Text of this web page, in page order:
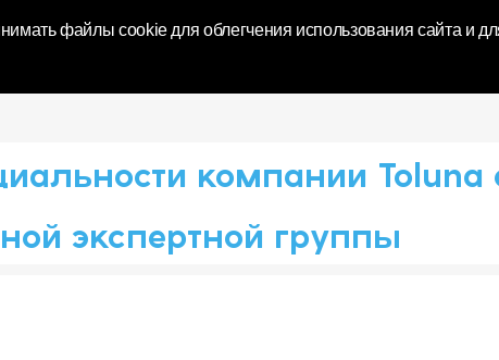
файлы cookie для облегчения использования сайта и
| Toluna
компании Toluna
экспертной группы